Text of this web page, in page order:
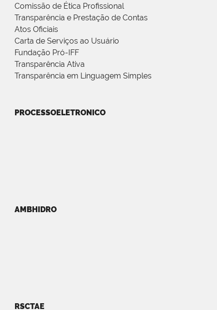
Comissão de Ética Profissional
Transparência e Prestação de Contas
Atos Oficiais
Carta de Serviços ao Usuário
Fundação Pró-IFF
Transparência Ativa
Transparência em Linguagem Simples
PROCESSOELETRONICO
AMBHIDRO
RSCTAE